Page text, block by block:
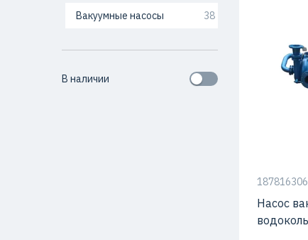
Вакуумные насосы 38
В наличии
Насос